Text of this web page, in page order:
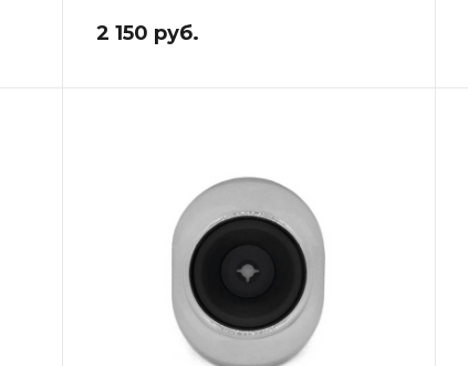
2 150 руб.